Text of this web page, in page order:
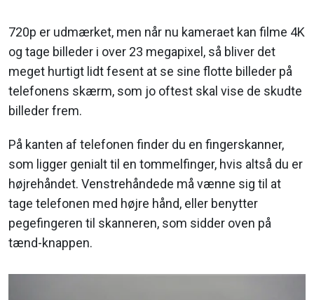
720p er udmærket, men når nu kameraet kan filme 4K
og tage billeder i over 23 megapixel, så bliver det
meget hurtigt lidt fesent at se sine flotte billeder på
telefonens skærm, som jo oftest skal vise de skudte
billeder frem.
På kanten af telefonen finder du en fingerskanner,
som ligger genialt til en tommelfinger, hvis altså du er
højrehåndet. Venstrehåndede må vænne sig til at
tage telefonen med højre hånd, eller benytter
pegefingeren til skanneren, som sidder oven på
tænd-knappen.